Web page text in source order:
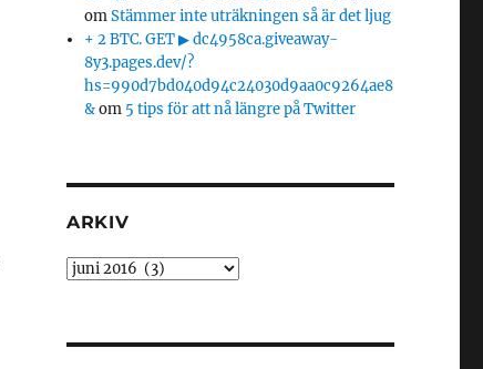
omStämmer inte uträkningen så är det ljug
+ 2 BTC. GET ▶ dc4958ca.giveaway-
8y3.pages.dev/?
hs=990d7bd040d94c24030d9aa0c9264ae8
&om 5 tips för att nå längre på Twitter
ARKIV
Arkiv